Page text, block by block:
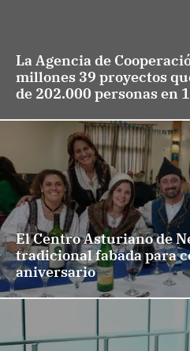
La Agencia de
millones 39 proyectos
de 202.000 personas en
El Centro Asturiano de
tradicional fabada para
aniversario